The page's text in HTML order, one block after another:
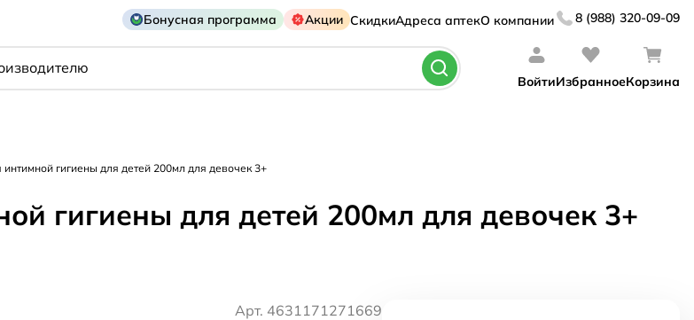
Бонусная программа Акции СкидкиАдреса аптекО компании 8 (988) 320-09-09
веществу
ВойтиИзбранноеКорзина
гигиены для детей 200мл для девочек 3+
гигиены для детей 200мл для девочек 3+
Арт. 4631171271669